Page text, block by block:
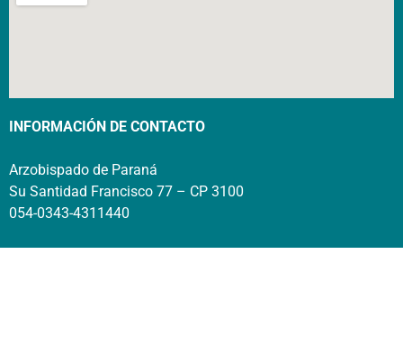
INFORMACIÓN DE CONTACTO
Arzobispado de Paraná
Su Santidad Francisco 77 – CP 3100
054-0343-4311440